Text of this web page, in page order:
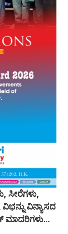
ಸೀರೆಗಳು,
ವಿನ್ಯಾಸದ
ಮಾದರಿಗಳು…